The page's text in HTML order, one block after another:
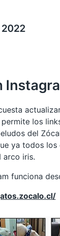
los
del
ya todos los
arco iris.
funciona